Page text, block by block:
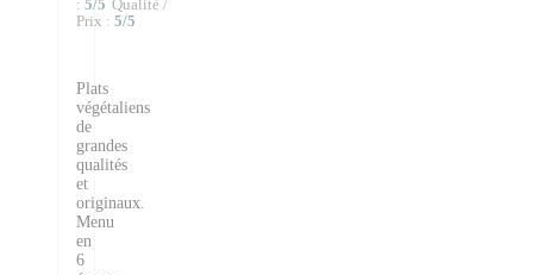
: 5/5 Qualité /
Prix : 5/5
Plats
végétaliens
de
grandes
qualités
et
originaux.
Menu
en
6